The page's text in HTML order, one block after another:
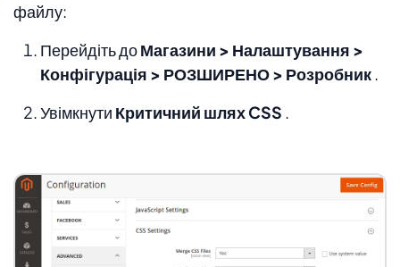
файлу:
Перейдіть доМагазини > Налаштування >
Конфігурація > РОЗШИРЕНО > Розробник.
Увімкнути Критичний шлях CSS .